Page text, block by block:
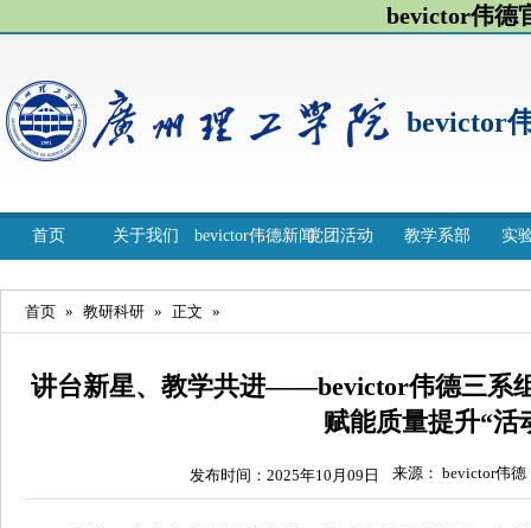
bevictor伟德
bevictor
首页 关于我们 bevictor伟德新闻党团活动 教学系部 实
首页 » 教研科研 » 正文 »
讲台新星、教学共进——bevictor伟德三系
赋能质量提升“活
发布时间：2025年10月09日 来源： bevictor伟德